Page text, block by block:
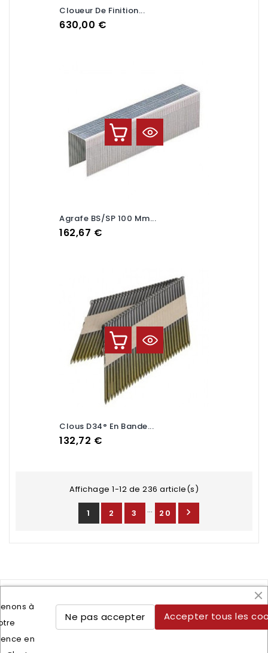
Cloueur De Finition...
Prix
630,00 €
Agrafe BS/SP 100 Mm...
Prix
162,67 €
Clous D34° En Bande...
Prix
132,72 €
Affichage 1-12 de 236 article(s)
1 2 3 … 20 
Lettre d'informations
Vous pouvez vous désinscrire à tout moment. Vous
à
en
Accepter tous les
Ne pas accepter